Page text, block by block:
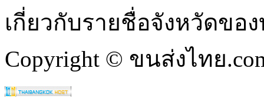
เกี่ยวกับรายชื่อจังหวัดขอ
Copyright © ขนส่งไทย